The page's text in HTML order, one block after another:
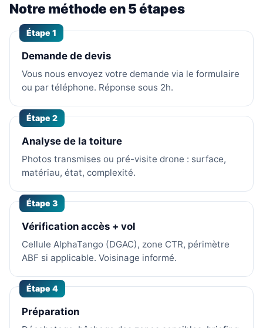
Notre méthode en 5 étapes
Étape 1
Demande de devis
Vous nous envoyez votre demande via le formulaire
ou par téléphone. Réponse sous 2h.
Étape 2
Analyse de la toiture
Photos transmises ou pré-visite drone : surface,
matériau, état, complexité.
Étape 3
Vérification accès + vol
Cellule AlphaTango (DGAC), zone CTR, périmètre
ABF si applicable. Voisinage informé.
Étape 4
Préparation